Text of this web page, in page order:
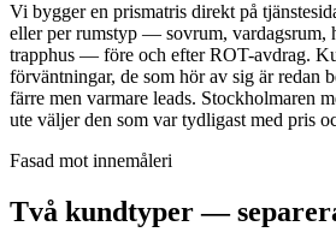
Vi bygger en prismatris direkt på
eller per rumstyp — sovrum, vardagsrum,
trapphus — före och efter ROT-avdrag.
förväntningar, de som hör av sig är redan
färre men varmare leads. Stockholmaren
ute väljer den som var tydligast med pris
Fasad mot innemåleri
Två kundtyper —